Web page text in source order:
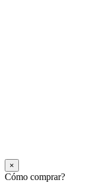
×
Cómo comprar?